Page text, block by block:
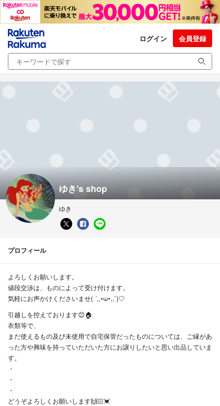
ログイン 会員登録
ゆき's shop
ゆき
プロフィール
よろしくお願いします。
値段交渉は、ものによって受け付けます。
気軽にお声かけくださいませ( ´,,•ω•,,`)♡
引越しを控えております😊🏠
衣類等で、
まだ使えるもの及び未使用で自宅保管だったものについては、ご縁があ
った方や興味を持っていただいた方にお譲りしたいと思い出品していま
す。
・
・
・
どうぞよろしくお願いします🙌🏻💓